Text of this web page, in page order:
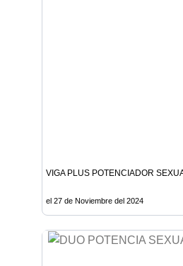
VIGA PLUS POTENCIADOR
el 27 de Noviembre del 2024